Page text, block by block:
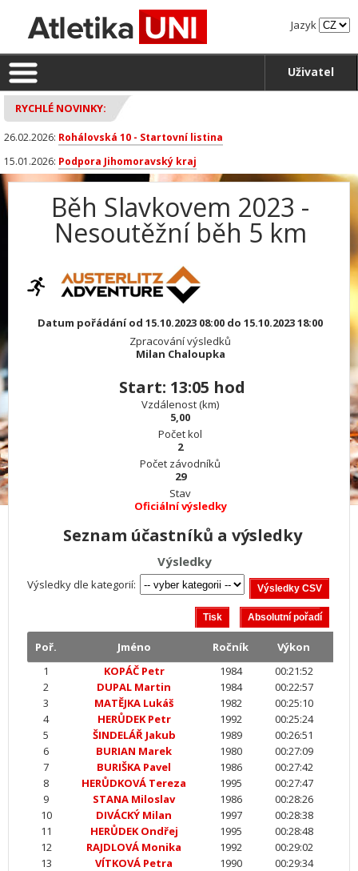
Jazyk
Uživatel
RYCHLÉ NOVINKY:
26.02.2026: Rohálovská 10 - Startovní listina
15.01.2026: Podpora Jihomoravský kraj
Běh Slavkovem 2023 -
Nesoutěžní běh 5 km
Datum pořádání od 15.10.2023 08:00 do 15.10.2023 18:00
Zpracování výsledků
Milan Chaloupka
Start: 13:05 hod
Vzdálenost (km)
5,00
Počet kol
2
Počet závodníků
29
Stav
Oficiální výsledky
Seznam účastníků a výsledky
Výsledky
Výsledky dle kategorií:
Poř. Jméno Ročník
Výkon
1
KOPÁČ Petr 1984
00:21:52
2
DUPAL Martin 1984
00:22:57
3
MATĚJKA Lukáš 1982
00:25:10
4
HERŮDEK Petr 1992
00:25:24
5
ŠINDELÁŘ Jakub 1989
00:26:51
6
BURIAN Marek 1980
00:27:09
7
BURIŠKA Pavel 1986
00:27:42
8
HERŮDKOVÁ Tereza 1995
00:27:47
9
STANA Miloslav 1986
00:28:26
10
DIVÁCKÝ Milan 1997
00:28:38
11
HERŮDEK Ondřej 1995
00:28:48
12
RAJDLOVÁ Monika 1992
00:29:02
13
VÍTKOVÁ Petra 1990
00:29:34